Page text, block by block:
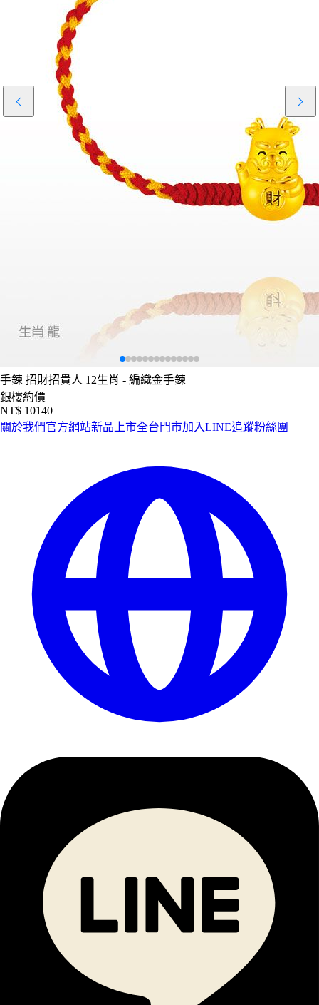
手鍊 招財招貴人 12生肖 - 編織金手鍊
銀樓約價
NT$ 10140
關於我們官方網站新品上市全台門市加入LINE追蹤粉絲團